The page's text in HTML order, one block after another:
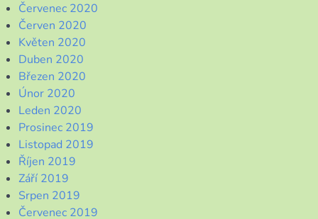
Červenec 2020
Červen 2020
Květen 2020
Duben 2020
Březen 2020
Únor 2020
Leden 2020
Prosinec 2019
Listopad 2019
Říjen 2019
Září 2019
Srpen 2019
Červenec 2019